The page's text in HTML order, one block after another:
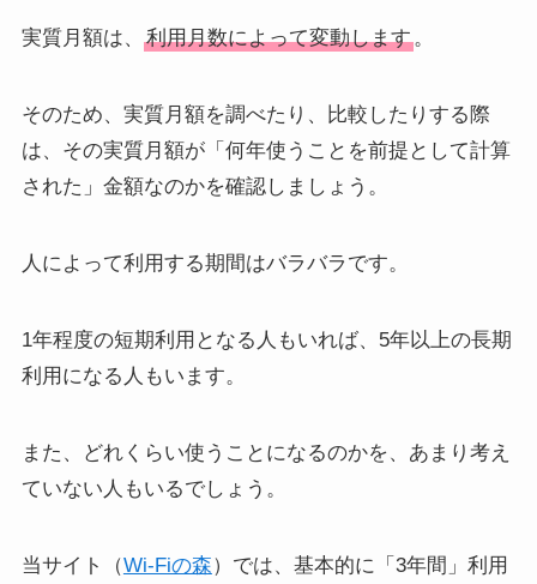
実質月額は、 利用月数によって変動します。
そのため、実質月額を調べたり、比較したりする際
は、その実質月額が「何年使うことを前提として計算
された」金額なのかを確認しましょう。
人によって利用する期間はバラバラです。
1年程度の短期利用となる人もいれば、5年以上の長期
利用になる人もいます。
また、どれくらい使うことになるのかを、あまり考え
ていない人もいるでしょう。
当サイト（Wi-Fiの森）では、基本的に「3年間」利用